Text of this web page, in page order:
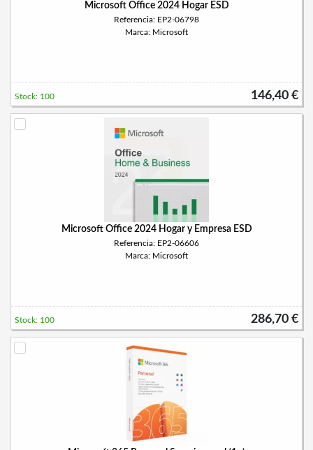
Microsoft Office 2024 Hogar ESD
Referencia: EP2-06798
Marca: Microsoft
146,40 €
Stock: 100
Microsoft Office 2024 Hogar y Empresa ESD
Referencia: EP2-06606
Marca: Microsoft
286,70 €
Stock: 100